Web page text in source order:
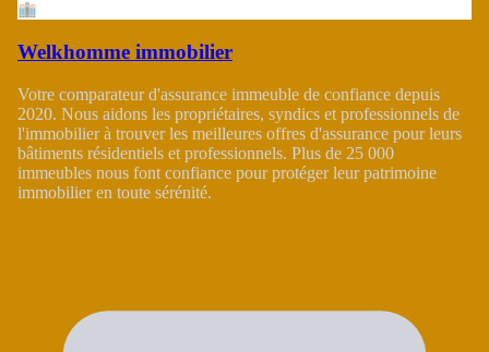
Welkhomme immobilier
Votre comparateur d'assurance immeuble de confiance depuis
2020. Nous aidons les propriétaires, syndics et professionnels de
l'immobilier à trouver les meilleures offres d'assurance pour leurs
bâtiments résidentiels et professionnels. Plus de 25 000
immeubles nous font confiance pour protéger leur patrimoine
immobilier en toute sérénité.